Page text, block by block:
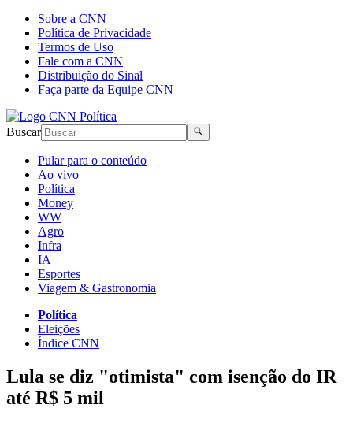
Sobre a CNN
Política de Privacidade
Termos de Uso
Fale com a CNN
Distribuição do Sinal
Faça parte da Equipe CNN
Buscar
Pular para o conteúdo
Ao vivo
Política
Money
WW
Agro
Infra
IA
Esportes
Viagem & Gastronomia
Política
Eleições
Índice CNN
Lula se diz "otimista" com isenção do IR
até R$ 5 mil